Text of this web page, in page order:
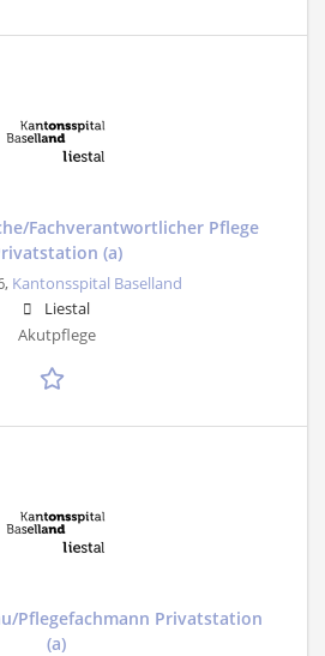
Fachverantwortlicher Pflege
(a)
Kantonsspital Baselland
Liestal
Akutpflege
Pflegefachmann Privatstation
(a)